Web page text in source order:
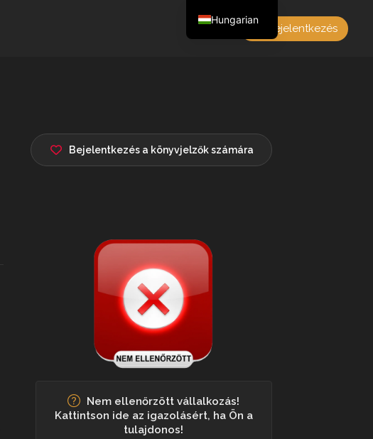
Bejelentkezés
Bejelentkezés a könyvjelzők számára
Nem ellenőrzött vállalkozás!
Kattintson ide az igazolásért, ha Ön a
tulajdonos!
Hungarian
English
French